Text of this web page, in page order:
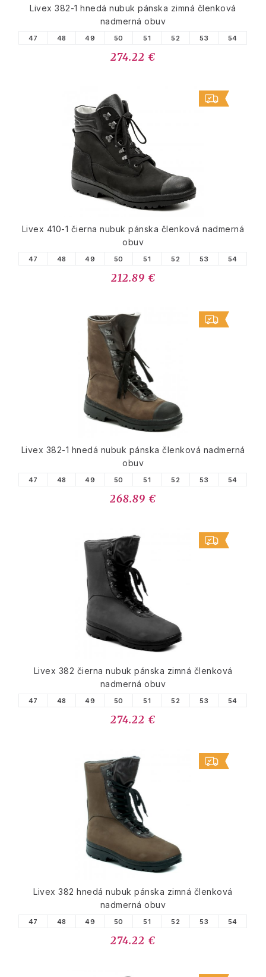
Livex 382-1 hnedá nubuk pánska zimná členková
nadmerná obuv
47 48 49 50 51 52 53 54
274.22 €
Livex 410-1 čierna nubuk pánska členková nadmerná
obuv
47 48 49 50 51 52 53 54
212.89 €
Livex 382-1 hnedá nubuk pánska členková nadmerná
obuv
47 48 49 50 51 52 53 54
268.89 €
Livex 382 čierna nubuk pánska zimná členková
nadmerná obuv
47 48 49 50 51 52 53 54
274.22 €
Livex 382 hnedá nubuk pánska zimná členková
nadmerná obuv
47 48 49 50 51 52 53 54
274.22 €